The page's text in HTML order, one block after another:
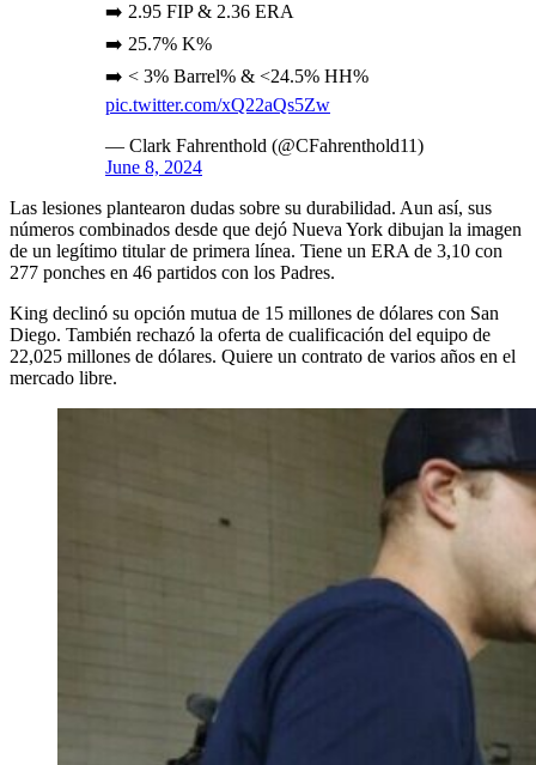
➡️ 2.95 FIP & 2.36 ERA
➡️ 25.7% K%
➡️ < 3% Barrel% & <24.5% HH%
pic.twitter.com/xQ22aQs5Zw
— Clark Fahrenthold (@CFahrenthold11)
June 8, 2024
Las lesiones plantearon dudas sobre su durabilidad. Aun así, sus
números combinados desde que dejó Nueva York dibujan la imagen
de un legítimo titular de primera línea. Tiene un ERA de 3,10 con
277 ponches en 46 partidos con los Padres.
King declinó su opción mutua de 15 millones de dólares con San
Diego. También rechazó la oferta de cualificación del equipo de
22,025 millones de dólares. Quiere un contrato de varios años en el
mercado libre.